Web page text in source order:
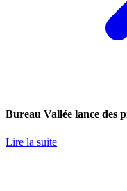
Bureau Vallée lance des
Lire la suite